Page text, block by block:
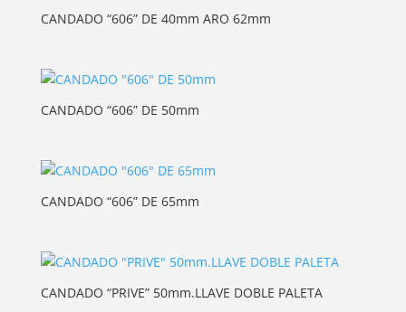
CANDADO “606” DE 40mm ARO 62mm
CANDADO “606” DE 50mm
CANDADO “606” DE 65mm
CANDADO “PRIVE” 50mm.LLAVE DOBLE PALETA